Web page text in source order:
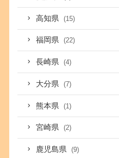
高知県 (15)
福岡県 (22)
長崎県 (4)
大分県 (7)
熊本県 (1)
宮崎県 (2)
鹿児島県 (9)